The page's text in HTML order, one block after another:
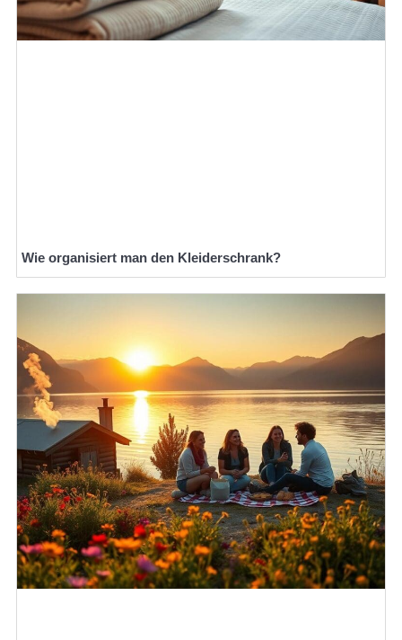
Wie organisiert man den Kleiderschrank?